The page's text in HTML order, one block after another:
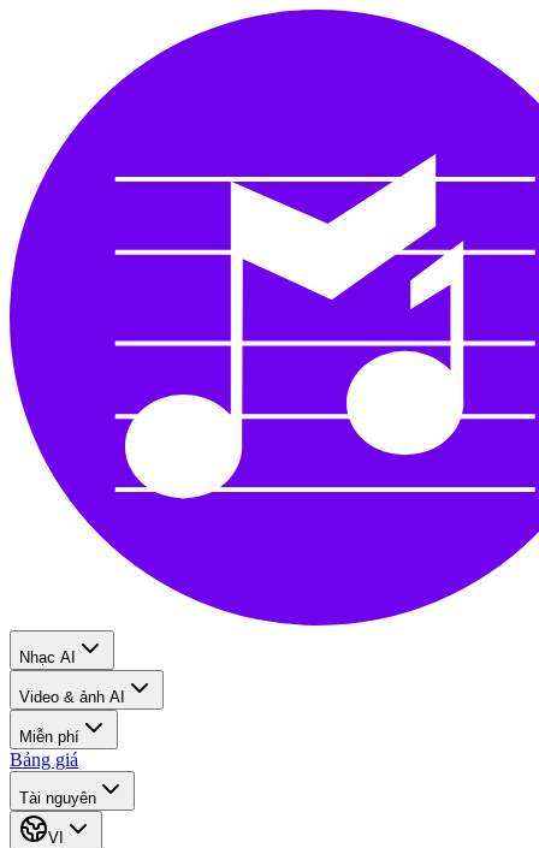
Nhạc AI
Video & ảnh AI
Miễn phí
Bảng giá
Tài nguyên
VI